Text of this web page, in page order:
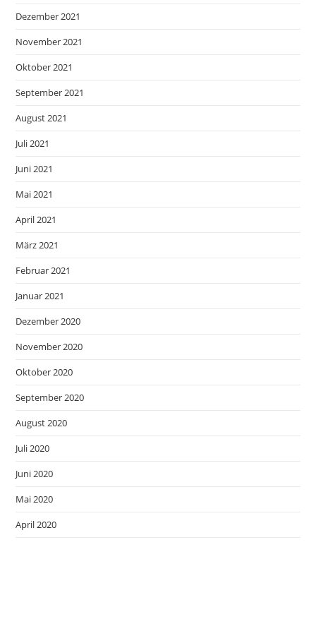
Dezember 2021
November 2021
Oktober 2021
September 2021
August 2021
Juli 2021
Juni 2021
Mai 2021
April 2021
März 2021
Februar 2021
Januar 2021
Dezember 2020
November 2020
Oktober 2020
September 2020
August 2020
Juli 2020
Juni 2020
Mai 2020
April 2020